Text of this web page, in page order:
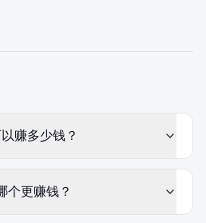
赚多少钱？
个更赚钱？